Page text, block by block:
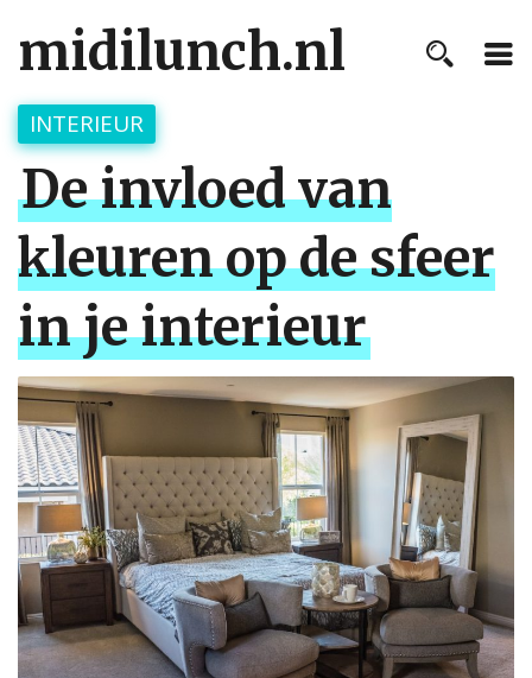
midilunch.nl
INTERIEUR
De invloed van
kleuren op de sfeer
in je interieur